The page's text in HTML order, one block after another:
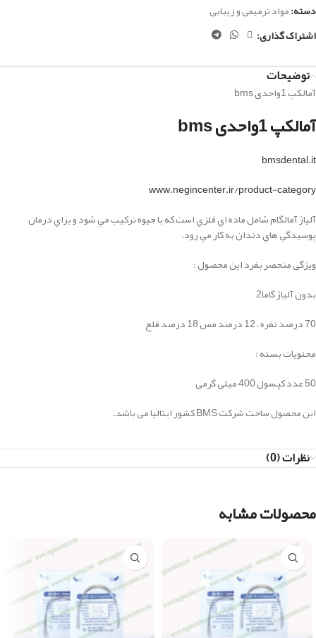
دسته:مواد ترمیمی و زیبایی
اشتراک گذاری:
توضیحات
آمالکپ 1واحدی bms
آمالکپ 1واحدی bms
bmsdental.it
www.negincenter.ir/product-category
آلياژ آمالگام شامل ماده اي فلزي است كه با جيوه تركيب مي شود و براي درمان
پوسيدگي هاي دندان به كار مي رود.
ویژگی منحصر بفرد این محصول :
بدون آلیاژ گاما2
70 درصد نقره ، 12 درصد مس 18 درصد قلع
محتویات بسته :
50 عدد کپسول 400 میلی گرمی
این محصول ساخت شرکت BMS کشور ایتالیا می باشد.
نظرات (0)
محصولات مشابه